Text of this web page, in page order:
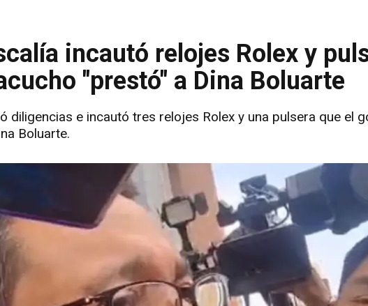
incautó relojes Rolex y
"prestó" a Dina Boluarte
diligencias e incautó tres relojes Rolex y una pulsera que el
Boluarte.